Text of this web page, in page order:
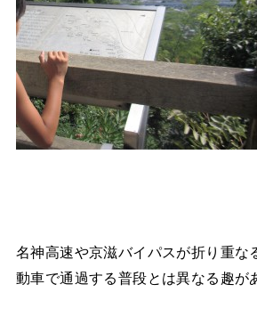
名神高速や京滋バイパスが折り重な
動車で通過する普段とは異なる趣が